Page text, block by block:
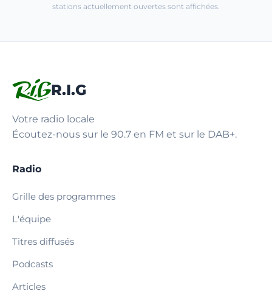
stations actuellement ouvertes sont affichées.
R.I.G
Votre radio locale
Écoutez-nous sur le 90.7 en FM et sur le DAB+.
Radio
Grille des programmes
L'équipe
Titres diffusés
Podcasts
Articles